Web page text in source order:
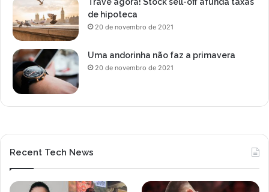
de hipoteca
20 de novembro de 2021
Uma andorinha não faz a primavera
20 de novembro de 2021
Recent Tech News